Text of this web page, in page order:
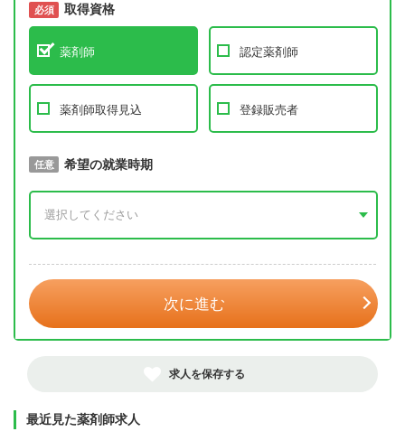
必須 取得資格
薬剤師 認定薬剤師
薬剤師取得見込 登録販売者
必須 取得予定年
任意 希望の就業時期
次に進む
求人を保存する
最近見た薬剤師求人